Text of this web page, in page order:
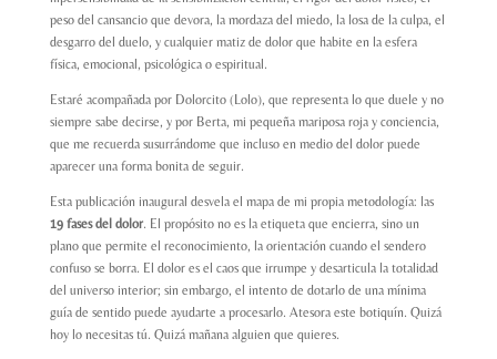
peso del cansancio que devora, la mordaza del miedo, la losa de la culpa, el
desgarro del duelo, y cualquier matiz de dolor que habite en la esfera
física, emocional, psicológica o espiritual.
Estaré acompañada por Dolorcito (Lolo), que representa lo que duele y no
siempre sabe decirse, y por Berta, mi pequeña mariposa roja y conciencia,
que me recuerda susurrándome que incluso en medio del dolor puede
aparecer una forma bonita de seguir.
Esta publicación inaugural desvela el mapa de mi propia metodología: las
19 fases del dolor. El propósito no es la etiqueta que encierra, sino un
plano que permite el reconocimiento, la orientación cuando el sendero
confuso se borra. El dolor es el caos que irrumpe y desarticula la totalidad
del universo interior; sin embargo, el intento de dotarlo de una mínima
guía de sentido puede ayudarte a procesarlo. Atesora este botiquín. Quizá
hoy lo necesitas tú. Quizá mañana alguien que quieres.